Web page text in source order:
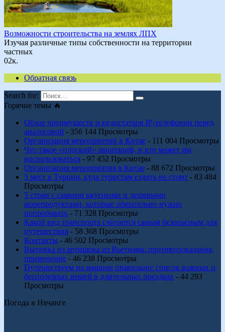
Возможности строительства на землях ЛПХ
Изучая различные типы собственности на территории
частных
02к.
Обратная связь
Search for:
Горячие темы 🔥
Обзор преимуществ и недостатков IP-телефонии перед
аналоговой - 356 144 Просмотры
Организация мероприятий в Китае - 111 004 Просмотры
Что такое «плоский» авиатариф, и кто может им
воспользоваться - 97 452 Просмотры
Организация мероприятия в Китае - 88 672 Просмотры
5 мест в Турции, куда туристам ездить не стоит - 83 484
Просмотры
5 стран с самыми вкусными и дешевыми
морепродуктами, которые обязательно нужно
попробовать - 71 328 Просмотры
Какой вид транспорта считается самым безопасным для
путешествия - 58 368 Просмотры
Контакты - 46 502 Просмотры
Вытяжка из артишока из Вьетнама: противопоказания,
применение - 46 238 Просмотры
Путешествуем на машине правильно: список важных и
бесполезных вещей в длительных поездках - 44 293
Просмотры
Погода в Нячанге